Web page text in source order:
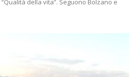
“Qualità della vita”. Seguono Bolzano e